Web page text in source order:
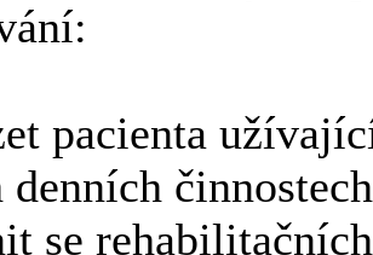
pacienta
denních
se